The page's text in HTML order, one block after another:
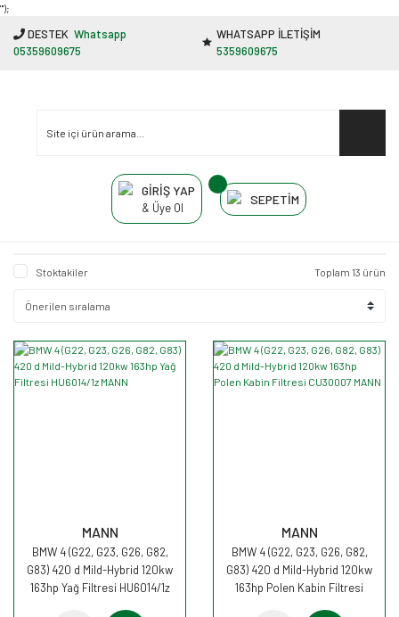
"');
DESTEK Whatsapp
05359609675
WHATSAPP İLETİŞİM
5359609675
GİRİŞ YAP
& Üye Ol
SEPETİM
Stoktakiler Toplam 13 ürün
MANN
BMW 4 (G22, G23, G26, G82,
G83) 420 d Mild-Hybrid 120kw
163hp Yağ Filtresi HU6014/1z
MANN
BMW 4 (G22, G23, G26, G82,
G83) 420 d Mild-Hybrid 120kw
163hp Polen Kabin Filtresi